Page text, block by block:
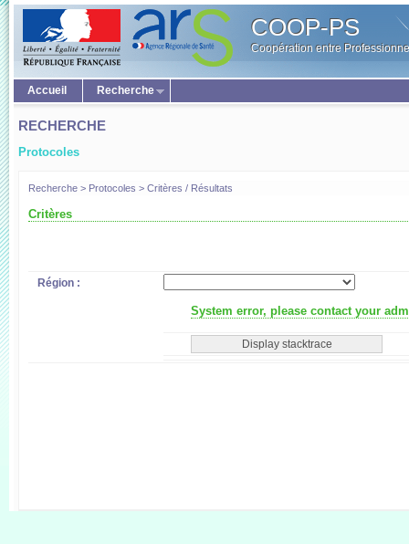
COOP-PS
Coopération entre
Accueil Recherche
RECHERCHE
Protocoles
Recherche > Protocoles > Critères / Résultats
Critères
Région :
System error, please contact your